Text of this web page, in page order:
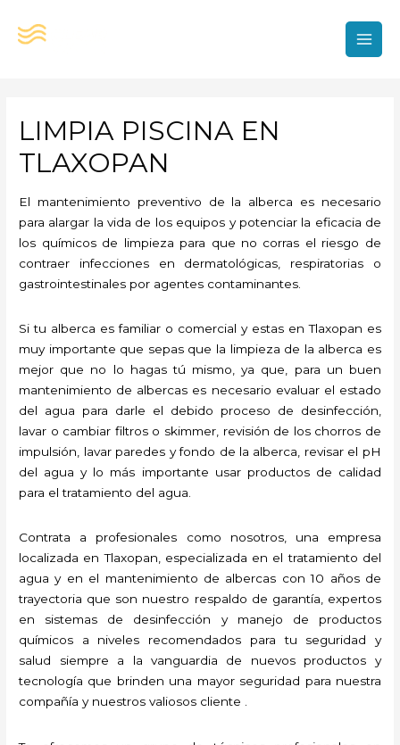
LIMPIA PISCINA EN
TLAXOPAN
El mantenimiento preventivo de la alberca es necesario
para alargar la vida de los equipos y potenciar la eficacia de
los químicos de limpieza para que no corras el riesgo de
contraer infecciones en dermatológicas, respiratorias o
gastrointestinales por agentes contaminantes.
Si tu alberca es familiar o comercial y estas en Tlaxopan es
muy importante que sepas que la limpieza de la alberca es
mejor que no lo hagas tú mismo, ya que, para un buen
mantenimiento de albercas es necesario evaluar el estado
del agua para darle el debido proceso de desinfección,
lavar o cambiar filtros o skimmer, revisión de los chorros de
impulsión, lavar paredes y fondo de la alberca, revisar el pH
del agua y lo más importante usar productos de calidad
para el tratamiento del agua.
Contrata a profesionales como nosotros, una empresa
localizada en Tlaxopan, especializada en el tratamiento del
agua y en el mantenimiento de albercas con 10 años de
trayectoria que son nuestro respaldo de garantía, expertos
en sistemas de desinfección y manejo de productos
químicos a niveles recomendados para tu seguridad y
salud siempre a la vanguardia de nuevos productos y
tecnología que brinden una mayor seguridad para nuestra
compañía y nuestros valiosos cliente .